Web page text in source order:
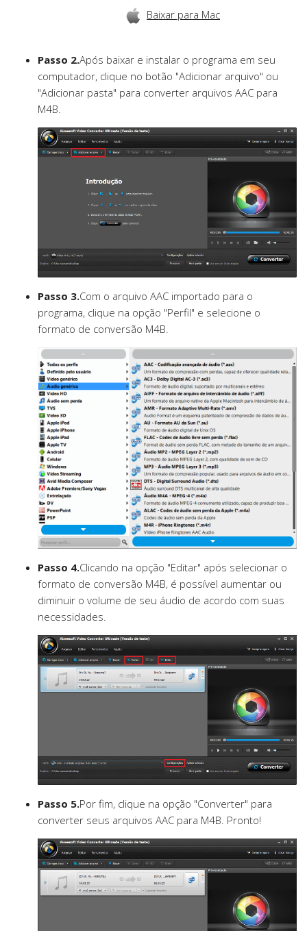
Baixar para Mac
Passo 2.Após baixar e instalar o programa em seu
computador, clique no botão "Adicionar arquivo" ou
"Adicionar pasta" para converter arquivos AAC para
M4B.
Passo 3.Com o arquivo AAC importado para o
programa, clique na opção "Perfil" e selecione o
formato de conversão M4B.
Passo 4.Clicando na opção "Editar" após selecionar o
formato de conversão M4B, é possível aumentar ou
diminuir o volume de seu áudio de acordo com suas
necessidades.
Passo 5.Por fim, clique na opção "Converter" para
converter seus arquivos AAC para M4B. Pronto!